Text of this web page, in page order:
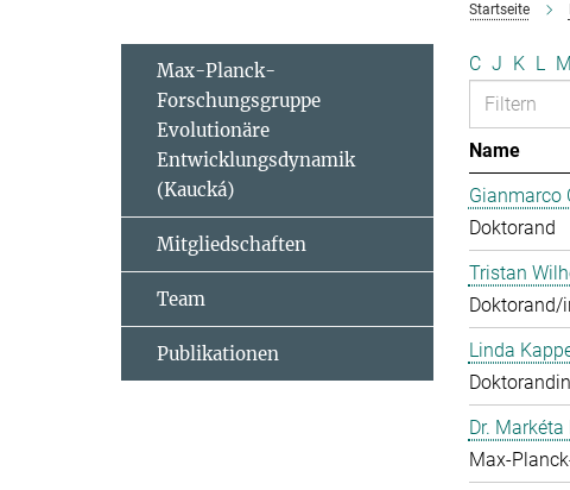
Startseite
C J K L M
Name
Gianmarco
Doktorand
Tristan
Doktorand/
Linda
Doktorandin
Dr. Markéta
Max-
Max-Planck-
Forschungsgruppe
Evolutionäre
Entwicklungsdynamik
(Kaucká)
Mitgliedschaften
Team
Publikationen